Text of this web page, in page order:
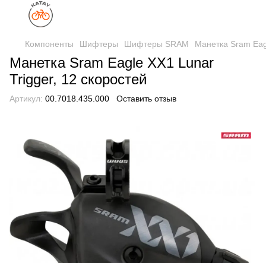
Компоненты Шифтеры Шифтеры SRAM Манетка Sram
Манетка Sram Eagle XX1 Lunar
Trigger, 12 скоростей
Артикул: 00.7018.435.000 Оставить отзыв